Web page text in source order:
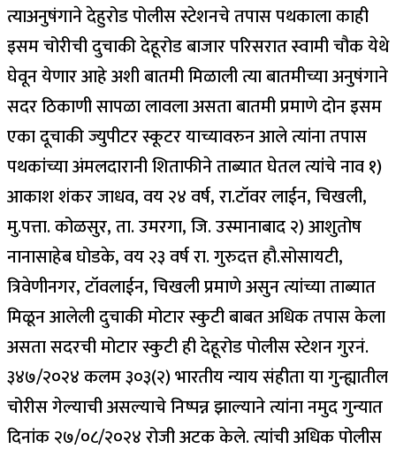
त्याअनुषंगाने देहुरोड पोलीस स्टेशनचे तपास पथकाला काही
इसम चोरीची दुचाकी देहूरोड बाजार परिसरात स्वामी चौक येथे
घेवून येणार आहे अशी बातमी मिळाली त्या बातमीच्या अनुषंगाने
सदर ठिकाणी सापळा लावला असता बातमी प्रमाणे दोन इसम
एका दूचाकी ज्युपीटर स्कूटर याच्यावरुन आले त्यांना तपास
पथकांच्या अंमलदारानी शिताफीने ताब्यात घेतल त्यांचे नाव १)
आकाश शंकर जाधव, वय २४ वर्ष, रा.टॉवर लाईन, चिखली,
मु.पत्ता. कोळसुर, ता. उमरगा, जि. उस्मानाबाद २) आशुतोष
नानासाहेब घोडके, वय २३ वर्ष रा. गुरुदत्त हौ.सोसायटी,
त्रिवेणीनगर, टॉवलाईन, चिखली प्रमाणे असुन त्यांच्या ताब्यात
मिळून आलेली दुचाकी मोटार स्कुटी बाबत अधिक तपास केला
असता सदरची मोटार स्कुटी ही देहूरोड पोलीस स्टेशन गुरनं.
३४७/२०२४ कलम ३०३(२) भारतीय न्याय संहीता या गुन्ह्यातील
चोरीस गेल्याची असल्याचे निष्पन्न झाल्याने त्यांना नमुद गुन्यात
दिनांक २७/०८/२०२४ रोजी अटक केले. त्यांची अधिक पोलीस